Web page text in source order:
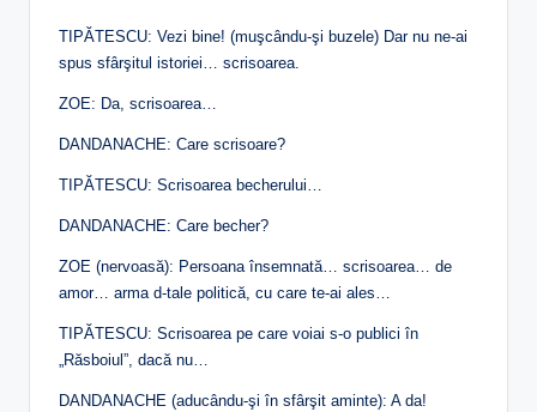
TIPĂTESCU: Vezi bine! (muşcându-şi buzele) Dar nu ne-ai
spus sfârşitul istoriei… scrisoarea.
ZOE: Da, scrisoarea…
DANDANACHE: Care scrisoare?
TIPĂTESCU: Scrisoarea becherului…
DANDANACHE: Care becher?
ZOE (nervoasă): Persoana însemnată… scrisoarea… de
amor… arma d-tale politică, cu care te-ai ales…
TIPĂTESCU: Scrisoarea pe care voiai s-o publici în
„Răsboiul”, dacă nu…
DANDANACHE (aducându-şi în sfârşit aminte): A da!